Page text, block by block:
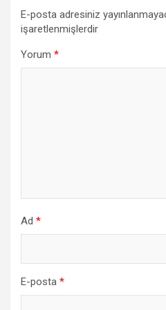
E-posta adresiniz
işaretlenmişlerdir
Yorum *
Ad *
E-posta *